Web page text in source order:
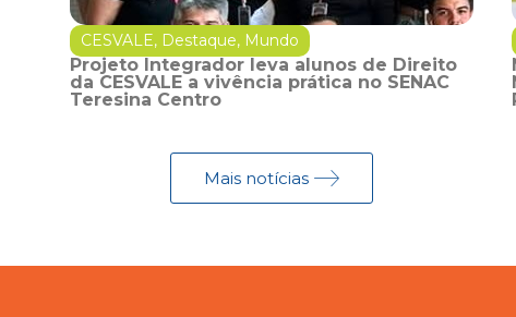
CESVALE, Destaque, Mundo
Projeto Integrador leva alunos de Direito
da CESVALE a vivência prática no SENAC
Teresina Centro
Mais notícias